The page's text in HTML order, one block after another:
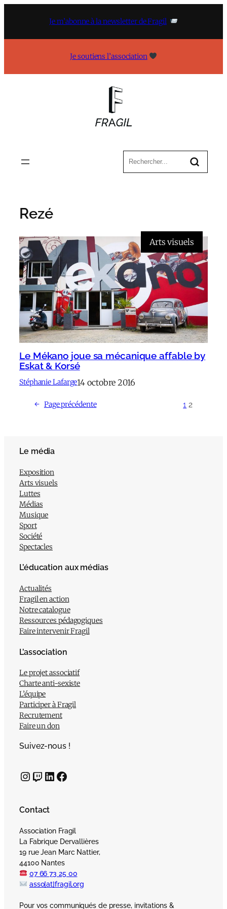
Je m’abonne à la newsletter de Fragil
Je soutiens l’association
Rezé
Arts visuels
Le Mékano joue sa mécanique affable by
Eskat & Korsé
Stéphanie Lafarge14 octobre 2016
← Page précédente 1 2
Le média
Exposition
Arts visuels
Luttes
Médias
Musique
Sport
Société
Spectacles
L’éducation aux médias
Actualités
Fragil en action
Notre catalogue
Ressources pédagogiques
Faire intervenir Fragil
L’association
Le projet associatif
Charte anti-sexiste
L’équipe
Participer à Fragil
Recrutement
Faire un don
Suivez-nous !
InstagramTwitch LinkedIn Facebook
Contact
Association Fragil
La Fabrique Dervallières
19 rue Jean Marc Nattier,
44100 Nantes
07 66 73 25 00
asso[at]fragil.org
Pour vos communiqués de presse, invitations &